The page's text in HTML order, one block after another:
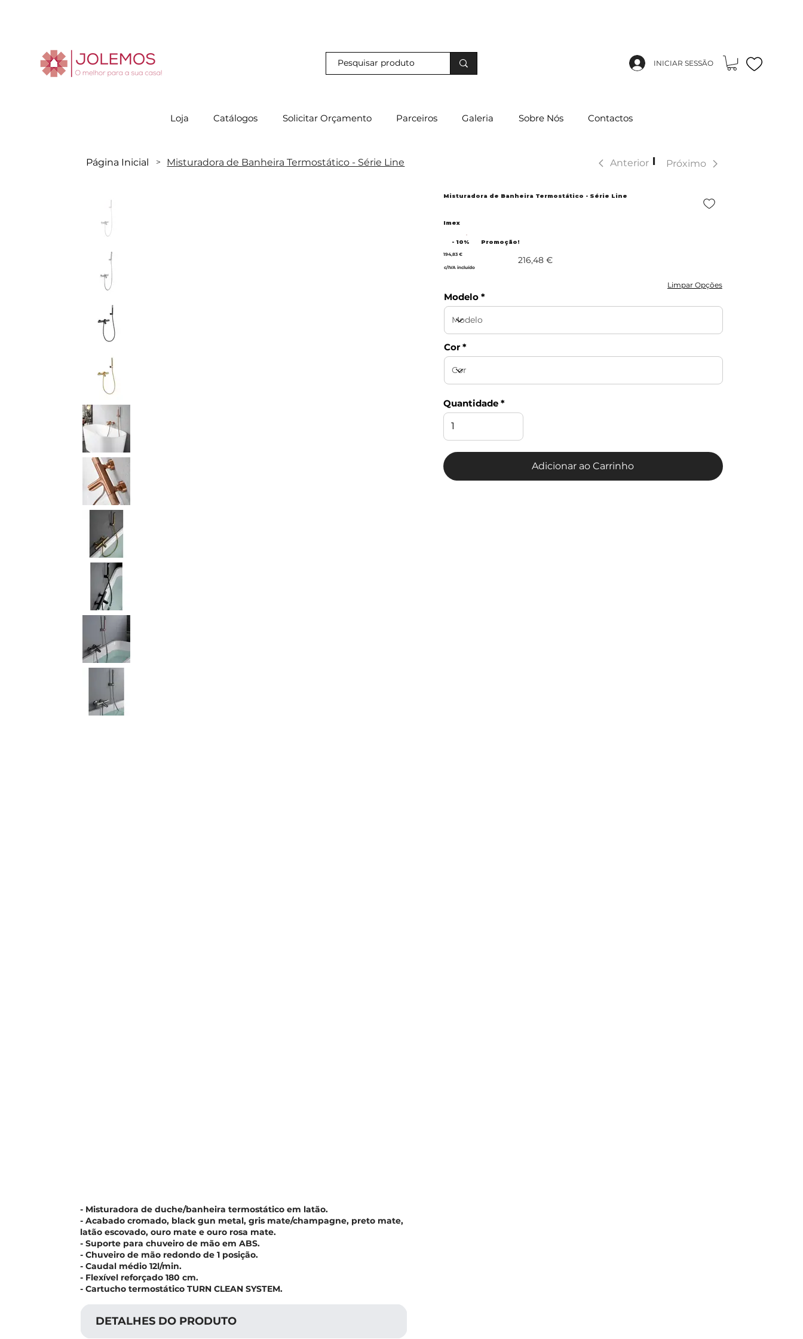
INICIAR SESSÃO
Loja Catálogos Solicitar Orçamento Parceiros Galeria Sobre Nós Contactos
Página Inicial > Misturadora de Banheira Termostático - Série Line Anterior | Próximo
Misturadora de Banheira Termostático - Série Line
Imex
Promoção!
- 10%
194,83 € 216,48 €
c/IVA incluído
Limpar Opções
Modelo
Cor
Quantidade
Adicionar ao Carrinho
- Misturadora de duche/banheira termostático em latão.
- Acabado cromado, black gun metal, gris mate/champagne, preto mate,
latão escovado, ouro mate e ouro rosa mate.
- Suporte para chuveiro de mão em ABS.
- Chuveiro de mão redondo de 1 posição.
- Caudal médio 12l/min.
- Flexível reforçado 180 cm.
- Cartucho termostático TURN CLEAN SYSTEM.
DETALHES DO PRODUTO